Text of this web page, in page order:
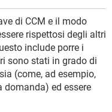
di CCM e il modo
rispettosi degli altri
include porre i
sono stati in grado di
(come, ad esempio,
domanda) ed essere